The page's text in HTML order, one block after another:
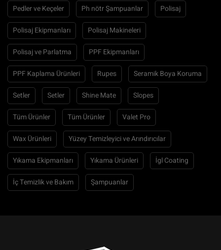
Pedler ve Keçeler Ph nötr Şampuanlar Polisaj
Polisaj Ekipmanları Polisaj Makineleri
Polisaj ve Parlatma PPF Ekipmanları
PPF Kaplama Ürünleri Rupes Seramik Boya Koruma
Setler Setler Shine Mate Slopes
Tüm Ürünler Tüm Ürünler Valet Pro
Wax Ürünleri Yüzey Temizleyici ve Arındırıcılar
Yıkama Ekipmanları Yıkama Ürünleri İgl Coating
İç Temizlik ve Bakım Şampuanlar